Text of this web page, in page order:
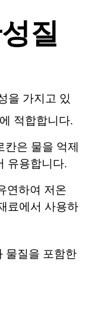
성질
을 가지고 있
적합합니다.
칸은 물을 억제
유용합니다.
연하여 저온
료에서 사용하
물질을 포함한